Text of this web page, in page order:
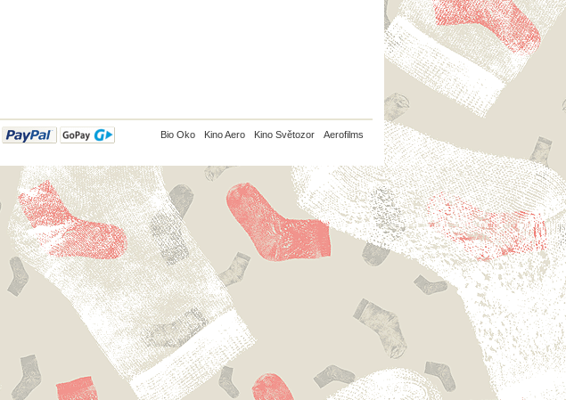
Bio Oko Kino Aero Kino Světozor Aerofilms